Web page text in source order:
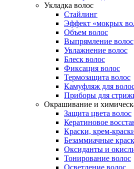
Укладка волос
Стайлинг
Эффект «мокрых
Объем волос
Выпрямление волос
Увлажнение волос
Блеск волос
Фиксация волос
Термозащита волос
Камуфляж для
Приборы для
Окрашивание и
Защита цвета волос
Кератиновое
Краски, крем-
Безаммиачные
Оксиданты и
Тонирование волос
Осветление волос